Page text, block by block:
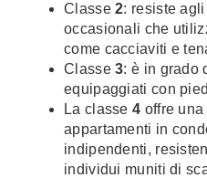
Classe2: resiste
occasionali che
come cacciaviti e
Classe3: è in grado
equipaggiati con
La classe 4 offre
appartamenti in
indipendenti,
individui muniti di